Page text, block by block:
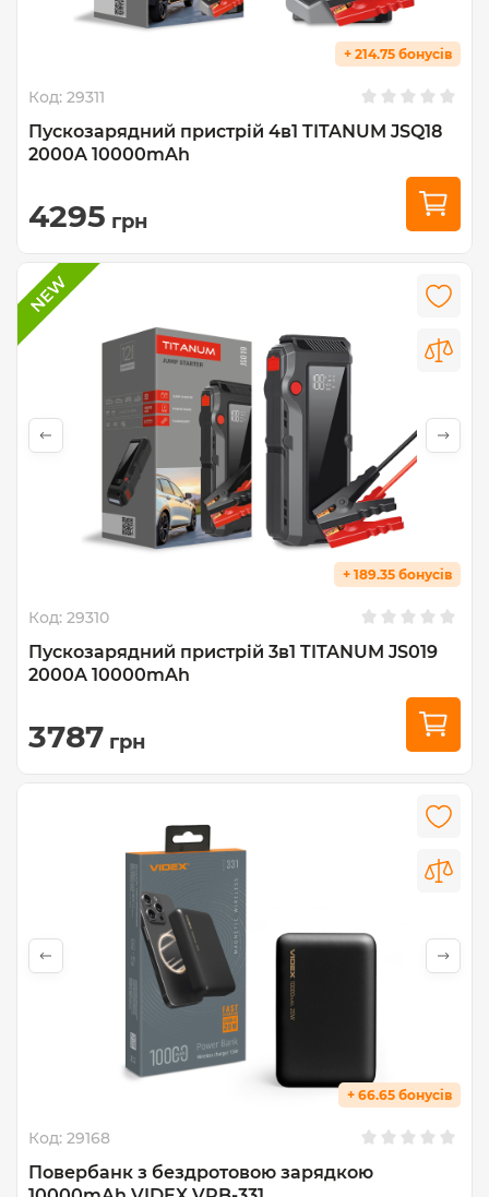
+ 214.75 бонусів
Код: 29311
Пускозарядний пристрій 4в1 TITANUM JSQ18
2000A 10000mAh
4295 грн
+ 189.35 бонусів
Код: 29310
Пускозарядний пристрій 3в1 TITANUM JS019
2000A 10000mAh
3787 грн
+ 66.65 бонусів
Код: 29168
Повербанк з бездротовою зарядкою